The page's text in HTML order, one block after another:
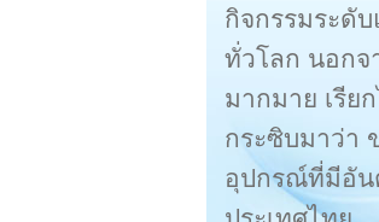
กิจกรรมระดั
ทั่วโลก นอกจ
มากมาย เรีย
กระซิบมาว่า
อุปกรณ์ที่มีอัน